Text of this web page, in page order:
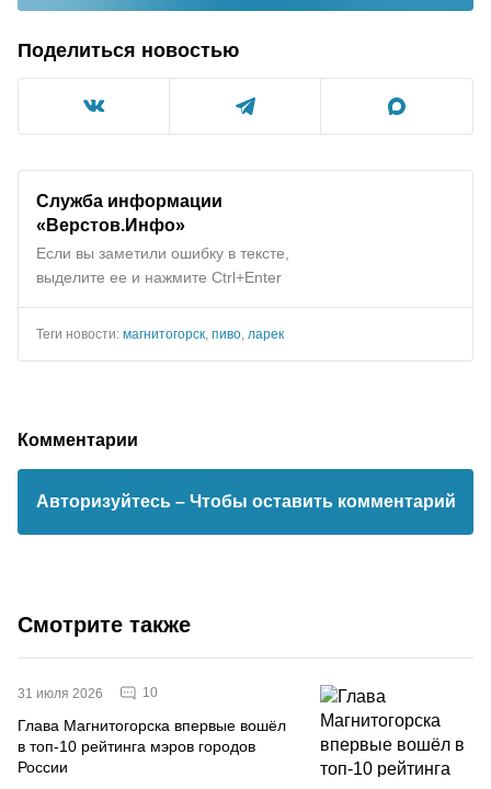
Поделиться новостью
Служба информации
«Верстов.Инфо»
Если вы заметили ошибку в тексте,
выделите ее и нажмите Ctrl+Enter
Теги новости: магнитогорск пиво ларек
Комментарии
Авторизуйтесь – Чтобы оставить комментарий
Смотрите также
31 июля 2026 10
Глава Магнитогорска впервые вошёл
в топ-10 рейтинга мэров городов
России